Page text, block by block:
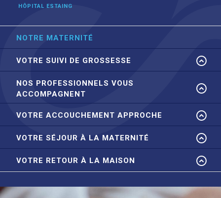
HÔPITAL ESTAING
NOTRE MATERNITÉ
VOTRE SUIVI DE GROSSESSE
NOS PROFESSIONNELS VOUS
ACCOMPAGNENT
VOTRE ACCOUCHEMENT APPROCHE
VOTRE SÉJOUR À LA MATERNITÉ
VOTRE RETOUR À LA MAISON